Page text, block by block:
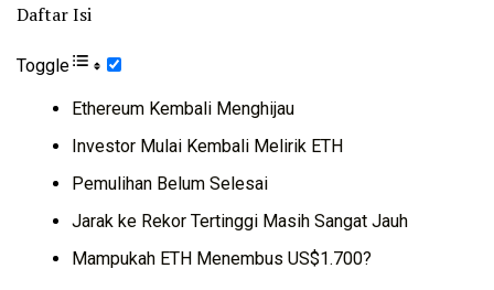
Daftar Isi
Toggle
Ethereum Kembali Menghijau
Investor Mulai Kembali Melirik ETH
Pemulihan Belum Selesai
Jarak ke Rekor Tertinggi Masih Sangat Jauh
Mampukah ETH Menembus US$1.700?